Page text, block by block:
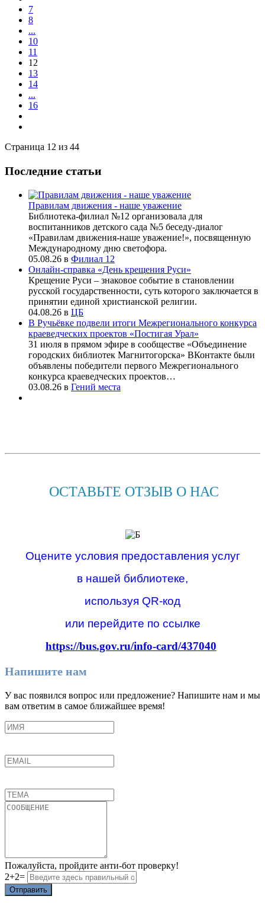
7
8
...
10
11
12
13
14
...
16
Страница 12 из 44
Последние статьи
Правилам движения - наше уважение
Библиотека-филиал №12 организовала для
воспитанников детского сада №5 беседу-диалог
«Правилам движения-наше уважение!», посвященную
Международному дню светофора.
05.08.26 в Филиал 12
Онлайн-справка «День крещения Руси»
Крещение Руси – знаковое событие в становлении
русской государственности, суть которого заключается в
принятии единой христианской религии.
04.08.26 в ЦБ
В Ручьёвке подвели итоги Межрегионального конкурса
краеведческих проектов «Постигая Урал»
31 июля в прямом эфире в сообществе «Объединение
городских библиотек Магнитогорска» ВКонтакте были
объявлены победители первого Межрегионального
конкурса краеведческих проектов…
03.08.26 в Гений места
ОСТАВЬТЕ ОТЗЫВ О НАС
Оцените условия предоставления услуг
в нашей библиотеке,
используя QR-код
или перейдите по ссылке
https://bus.gov.ru/info-card/437040
Напишите нам
У вас появился вопрос или предложение? Напишите нам и мы
вам ответим в самое ближайшее время!
Пожалуйста, пройдите анти-бот проверку!
2+2=
Отправить